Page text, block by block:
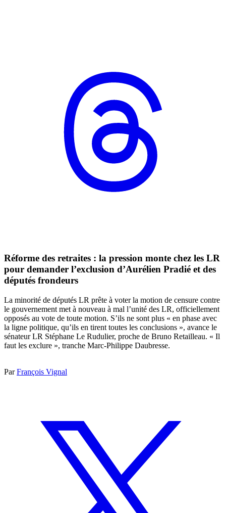
Réforme des retraites : la pression monte chez les LR
pour demander l’exclusion d’Aurélien Pradié et des
députés frondeurs
La minorité de députés LR prête à voter la motion de censure contre
le gouvernement met à nouveau à mal l’unité des LR, officiellement
opposés au vote de toute motion. S’ils ne sont plus « en phase avec
la ligne politique, qu’ils en tirent toutes les conclusions », avance le
sénateur LR Stéphane Le Rudulier, proche de Bruno Retailleau. « Il
faut les exclure », tranche Marc-Philippe Daubresse.
ParFrançois Vignal